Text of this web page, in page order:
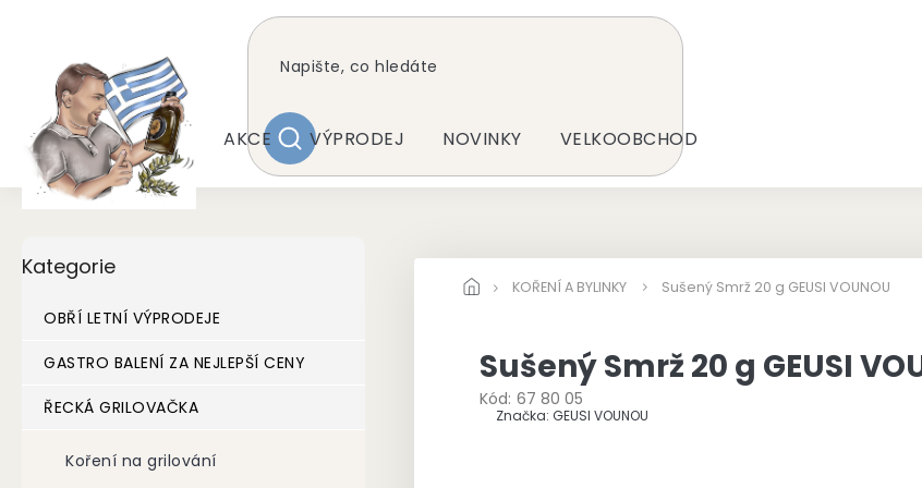
HLEDAT
AKCE VÝPRODEJ NOVINKY VELKOOBCHOD
KOŘENÍ A BYLINKY Sušený Smrž 20 g GEUSI VOUNOU
o
kategorie
Kategorie
OBŘÍ LETNÍ VÝPRODEJE
GASTRO BALENÍ ZA NEJLEPŠÍ CENY
ŘECKÁ GRILOVAČKA
Koření na grilování
Sušený Smrž 20 g GEUSI
Kód: 67 80 05
Značka: GEUSI VOUNOU